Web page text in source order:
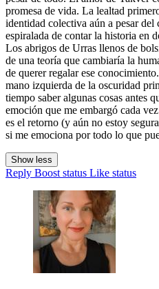
promesa de vida. La lealtad
identidad colectiva aún a pesar
espiralada de contar la historia en
Los abrigos de Urras llenos de
de una teoría que cambiaría la
de querer regalar ese
mano izquierda de la oscuridad
tiempo saber algunas cosas antes
emoción que me embargó cada
es el retorno (y aún no estoy
si me emociona por todo lo que
Show less
Reply Boost status Like status